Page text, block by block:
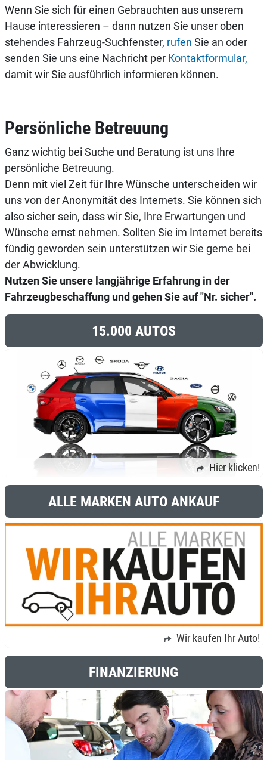
Wenn Sie sich für einen Gebrauchten aus unserem
Hause interessieren – dann nutzen Sie unser oben
stehendes Fahrzeug-Suchfenster, rufen Sie an oder
senden Sie uns eine Nachricht per Kontaktformular,
damit wir Sie ausführlich informieren können.
Persönliche Betreuung
Ganz wichtig bei Suche und Beratung ist uns Ihre
persönliche Betreuung.
Denn mit viel Zeit für Ihre Wünsche unterscheiden wir
uns von der Anonymität des Internets. Sie können sich
also sicher sein, dass wir Sie, Ihre Erwartungen und
Wünsche ernst nehmen. Sollten Sie im Internet bereits
fündig geworden sein unterstützen wir Sie gerne bei
der Abwicklung.
Nutzen Sie unsere langjährige Erfahrung in der
Fahrzeugbeschaffung und gehen Sie auf "Nr. sicher".
15.000 AUTOS
Hier klicken!
ALLE MARKEN AUTO ANKAUF
Wir kaufen Ihr Auto!
FINANZIERUNG